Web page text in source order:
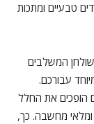
טבעיים ומתכות
המשלבים
עבורכם.
הופכים את החלל
ומלאי מחשבה. כך,